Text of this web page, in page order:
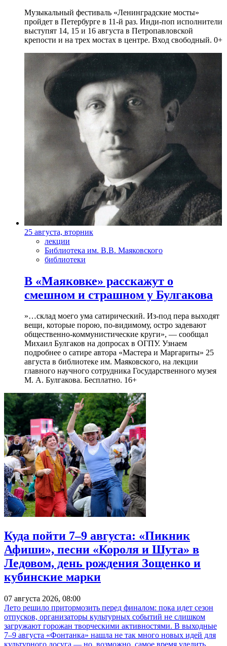
Музыкальный фестиваль «Ленинградские мосты»
пройдет в Петербурге в 11-й раз. Инди-поп исполнители
выступят 14, 15 и 16 августа в Петропавловской
крепости и на трех мостах в центре. Вход свободный. 0+
25 августа, вторник
лекции
Библиотека им. В.В. Маяковского
библиотеки
В «Маяковке» расскажут о
смешном и страшном у Булгакова
»…склад моего ума сатирический. Из-под пера выходят
вещи, которые порою, по-видимому, остро задевают
общественно-коммунистические круги», — сообщал
Михаил Булгаков на допросах в ОГПУ. Узнаем
подробнее о сатире автора «Мастера и Маргариты» 25
августа в библиотеке им. Маяковского, на лекции
главного научного сотрудника Государственного музея
М. А. Булгакова. Бесплатно. 16+
Куда пойти 7–9 августа: «Пикник
Афиши», песни «Короля и Шута» в
Ледовом, день рождения Зощенко и
кубинские марки
07 августа 2026, 08:00
Лето решило притормозить перед финалом: пока идет сезон
отпусков, организаторы культурных событий не слишком
загружают горожан творческими активностями. В выходные
7–9 августа «Фонтанка» нашла не так много новых идей для